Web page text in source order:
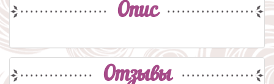
Опис
Отзывы